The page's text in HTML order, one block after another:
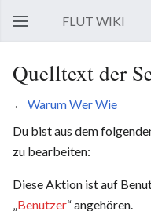
Hauptmenü öffnen
FLUT WIKI
Quelltext der
← Warum Wer Wie
Du bist aus dem
zu bearbeiten:
Diese Aktion ist auf
„Benutzer“ angehören.